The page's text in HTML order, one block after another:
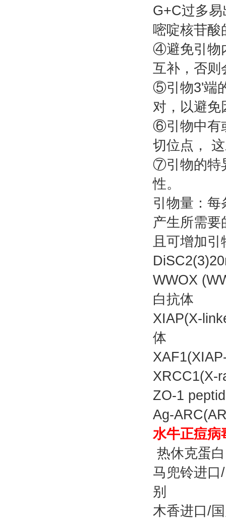
G+C过多
嘧啶核苷酸
④避免引物
互补，否则
⑤引物3'端
对，以避免
⑥引物中有
切位点，
⑦引物的特
性。
引物量：每
产生所需
且可增加引
WWOX
白抗体
XIAP(X-
体
XRCC1(X-
ZO-1
Ag-
水牛正痘病
热休克蛋
马兜铃进
别
木香进口/